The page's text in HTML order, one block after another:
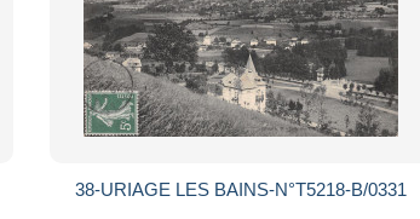
38-URIAGE LES BAINS-N°T5218-B/0331